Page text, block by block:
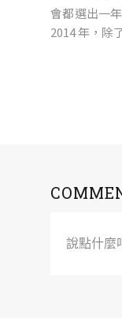
會都選出一
2014 年，
說點什麼